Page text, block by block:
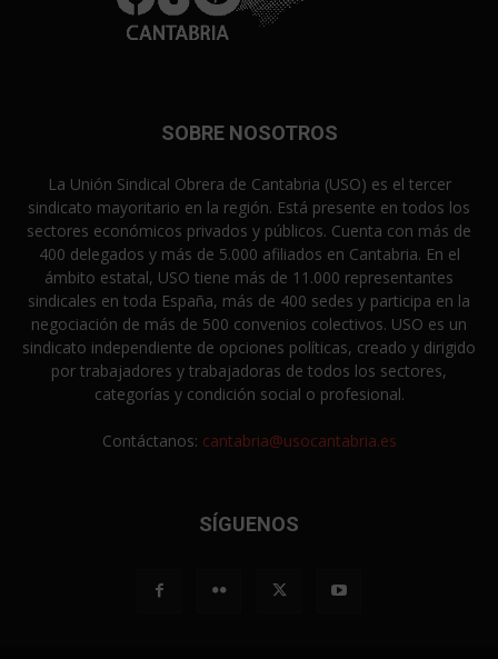
SOBRE NOSOTROS
La Unión Sindical Obrera de Cantabria (USO) es el tercer
sindicato mayoritario en la región. Está presente en todos los
sectores económicos privados y públicos. Cuenta con más de
400 delegados y más de 5.000 afiliados en Cantabria. En el
ámbito estatal, USO tiene más de 11.000 representantes
sindicales en toda España, más de 400 sedes y participa en la
negociación de más de 500 convenios colectivos. USO es un
sindicato independiente de opciones políticas, creado y dirigido
por trabajadores y trabajadoras de todos los sectores,
categorías y condición social o profesional.
Contáctanos: cantabria@usocantabria.es
SÍGUENOS